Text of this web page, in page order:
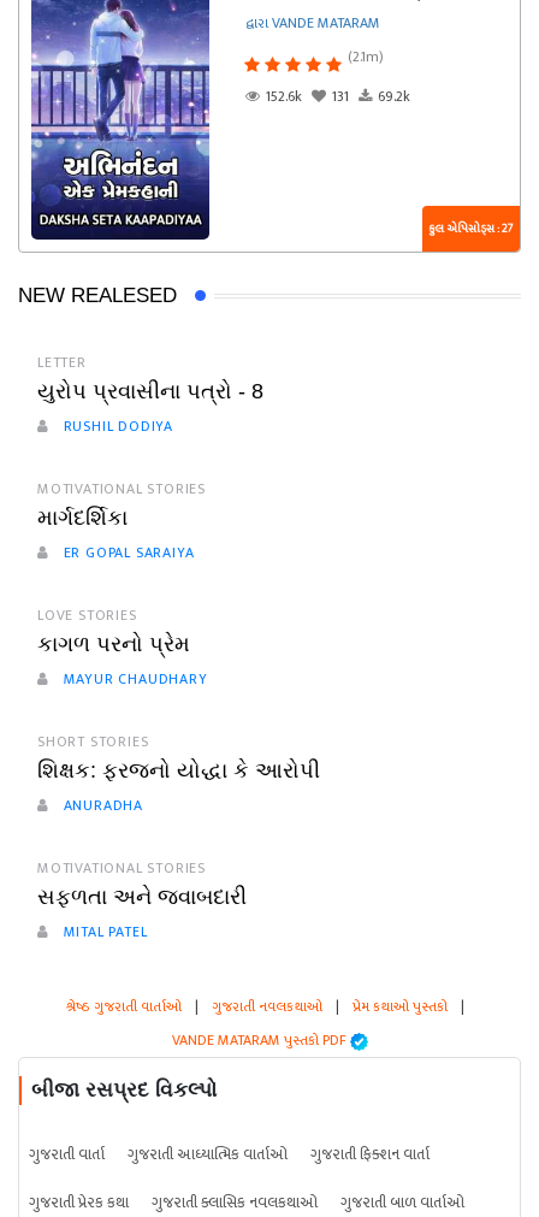
દ્વારા VANDE MATARAM
(2.1m)
152.6k
131 69.2k
કુલ એપિસોડ્સ : 27
NEW REALESED
LETTER
યુરોપ પ્રવાસીના પત્રો - 8
RUSHIL DODIYA
MOTIVATIONAL STORIES
માર્ગદર્શિકા
ER GOPAL SARAIYA
LOVE STORIES
કાગળ પરનો પ્રેમ
MAYUR CHAUDHARY
SHORT STORIES
શિક્ષક: ફરજનો યોદ્ધા કે આરોપી
ANURADHA
MOTIVATIONAL STORIES
સફળતા અને જવાબદારી
MITAL PATEL
શ્રેષ્ઠ ગુજરાતી વાર્તાઓ | ગુજરાતી નવલકથાઓ | પ્રેમ કથાઓ પુસ્તકો |
VANDE MATARAM પુસ્તકો PDF
બીજા રસપ્રદ વિકલ્પો
ગુજરાતી વાર્તા ગુજરાતી આધ્યાત્મિક વાર્તાઓ
ગુજરાતી ફિક્શન વાર્તા
ગુજરાતી પ્રેરક કથા
ગુજરાતી ક્લાસિક નવલકથાઓ
ગુજરાતી બાળ વાર્તાઓ